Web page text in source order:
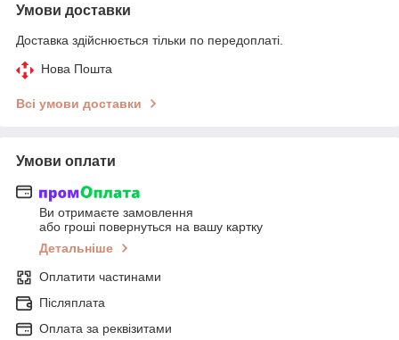
Умови доставки
Доставка здійснюється тільки по передоплаті.
Нова Пошта
Всі умови доставки
Умови оплати
Ви отримаєте замовлення
або гроші повернуться на вашу картку
Детальніше
Оплатити частинами
Післяплата
Оплата за реквізитами